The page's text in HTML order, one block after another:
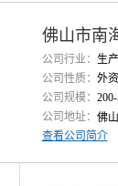
佛山市南
公司行业：
生
公司性质： 外
公司规模：
公司地址： 佛
查看公司简介